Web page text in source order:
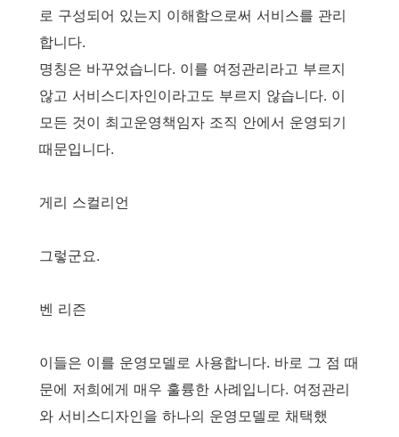
로 구성되어 있는지 이해함으로써 서비스를 관리
합니다.
명칭은 바꾸었습니다. 이를 여정관리라고 부르지
않고 서비스디자인이라고도 부르지 않습니다. 이
모든 것이 최고운영책임자 조직 안에서 운영되기
때문입니다.
게리 스컬리언
그렇군요.
벤 리즌
이들은 이를 운영모델로 사용합니다. 바로 그 점 때
문에 저희에게 매우 훌륭한 사례입니다. 여정관리
와 서비스디자인을 하나의 운영모델로 채택했